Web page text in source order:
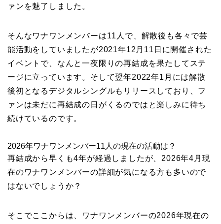
ァンを魅了しました。
そんなワナワンメンバーは11人で、解散後も各々で芸
能活動をしていましたが2021年12月11日に開催された
イベントで、なんと一夜限りの再結成を果たしてステ
ージに立っています。そして翌年2022年1月には解散
後初となるデジタルシングルもリリースしており、フ
ァンは未だに再結成の日がくるのではと楽しみに待ち
続けているのです。
2026年ワナワンメンバー11人の現在の活動は？
再結成から早くも4年が経過しましたが、2026年4月現
在のワナワンメンバーの詳細が気になる方も多いので
はないでしょうか？
そこでここからは、ワナワンメンバーの2026年現在の